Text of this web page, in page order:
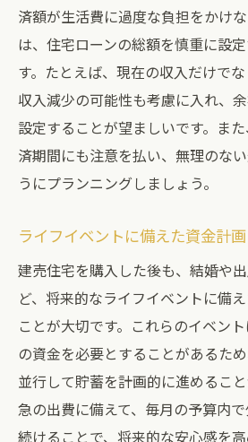
済額が生活費に過度な負担をかけ
は、住宅ローンの総額を慎重に設
す。たとえば、現在の収入だけで
収入減少の可能性も考慮に入れ、
設定することが望ましいです。ま
済期間にも注意を払い、無理のな
うにプランニングしましょう。
ライフイベントに備えた資金計画
建売住宅を購入した後も、結婚や
ど、将来的なライフイベントに備
ことが大切です。これらのイベン
の資金を必要とすることがあるた
並行して貯蓄を計画的に進めるこ
急の出費に備えて、毎月の予算内
続けることで、将来的な安心感を